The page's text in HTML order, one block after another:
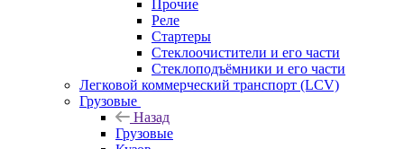
Прочие
Реле
Стартеры
Стеклоочистители и его части
Стеклоподъёмники и его части
Легковой коммерческий транспорт (LCV)
Грузовые
Назад
Грузовые